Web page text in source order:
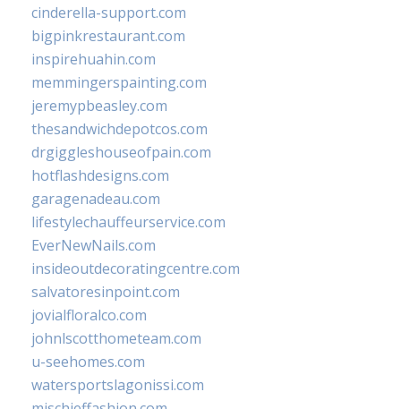
cinderella-support.com
bigpinkrestaurant.com
inspirehuahin.com
memmingerspainting.com
jeremypbeasley.com
thesandwichdepotcos.com
drgiggleshouseofpain.com
hotflashdesigns.com
garagenadeau.com
lifestylechauffeurservice.com
EverNewNails.com
insideoutdecoratingcentre.com
salvatoresinpoint.com
jovialfloralco.com
johnlscotthometeam.com
u-seehomes.com
watersportslagonissi.com